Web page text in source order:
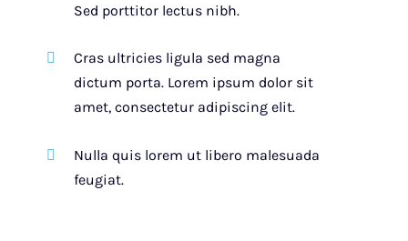
Sed porttitor lectus nibh.
Cras ultricies ligula sed magna
dictum porta. Lorem ipsum dolor sit
amet, consectetur adipiscing elit.
Nulla quis lorem ut libero malesuada
feugiat.